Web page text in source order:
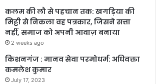
कलम की लौ से पहचान तक: खगड़िया की
मिट्टी से निकला वह पत्रकार, जिसने सत्ता
नहीं, समाज को अपनी आवाज़ बनाया
2 weeks ago
किशनगंज : मानव सेवा परमोधर्म: अधिवक्ता
कमलेश कुमार
July 17, 2023